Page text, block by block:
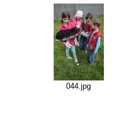
044.jpg